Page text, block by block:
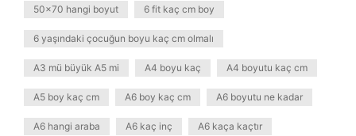
50x70 hangi boyut 6 fit kaç cm boy
6 yaşındaki çocuğun boyu kaç cm olmalı
A3 mü büyük A5 mi A4 boyu kaç A4 boyutu kaç cm
A5 boy kaç cm A6 boy kaç cm A6 boyutu ne kadar
A6 hangi araba A6 kaç inç A6 kaça kaçtır